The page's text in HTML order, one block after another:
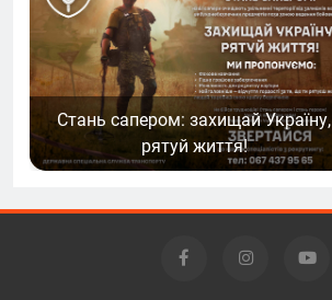
Стань сапером: захищай Україну,
рятуй життя!